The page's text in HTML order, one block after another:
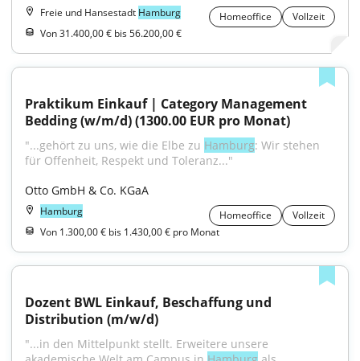
Freie und Hansestadt Hamburg Homeoffice
Vollzeit
Von 31.400,00 € bis 56.200,00 €
Praktikum Einkauf | Category Management
Bedding (w/m/d) (1300.00 EUR pro Monat)
"...gehört zu uns, wie die Elbe zu Hamburg: Wir stehen
für Offenheit, Respekt und Toleranz..."
Otto GmbH & Co. KGaA
Hamburg Homeoffice
Vollzeit
Von 1.300,00 € bis 1.430,00 € pro Monat
Dozent BWL Einkauf, Beschaffung und
Distribution (m/w/d)
"...in den Mittelpunkt stellt. Erweitere unsere